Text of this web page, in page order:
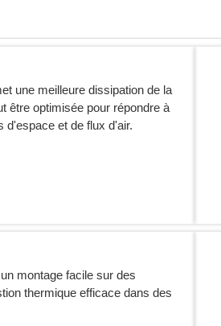
une meilleure dissipation de la
être optimisée pour répondre à
d'espace et de flux d'air.
montage facile sur des
thermique efficace dans des